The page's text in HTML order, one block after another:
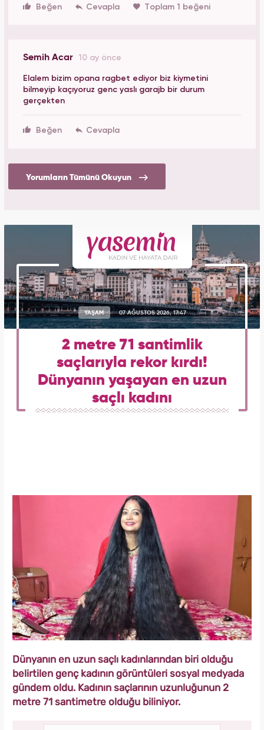
Beğen Toplam 1 beğeni
Semih Acar 10 ay önce
Elalem bizim opana ragbet ediyor biz kiymetini
bilmeyip kaçıyoruz genc yaslı garajb bir durum
gerçekten
Beğen
Yorumların Tümünü Okuyun
YAŞAM 07 AĞUSTOS 2026, 17:47
2 metre 71 santimlik
saçlarıyla rekor kırdı!
Dünyanın yaşayan en uzun
saçlı kadını
Dünyanın en uzun saçlı kadınlarından biri olduğu
belirtilen genç kadının görüntüleri sosyal medyada
gündem oldu. Kadının saçlarının uzunluğunun 2
metre 71 santimetre olduğu biliniyor.